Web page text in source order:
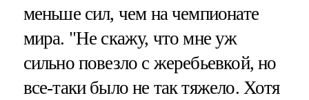
меньше сил, чем на чемпионате
мира. "Не скажу, что мне уж
сильно повезло с жеребьевкой, но
все-таки было не так тяжело. Хотя